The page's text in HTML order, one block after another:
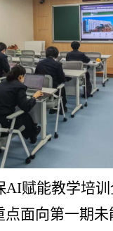
AI赋能教学培训
面向第一期